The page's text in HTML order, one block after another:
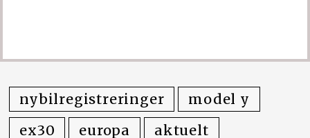
nybilregistreringer
model y
ex30
europa
aktuelt